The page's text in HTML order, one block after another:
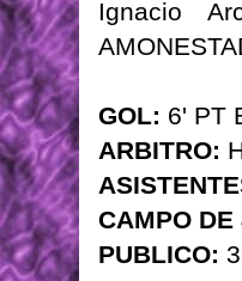
Ignacio
GOL: 6' PT
ARBITRO:
CAMPO DE
PUBLICO: